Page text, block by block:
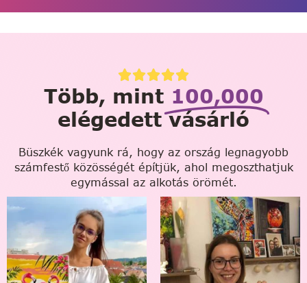
Több, mint 100,000
elégedett vásárló
Büszkék vagyunk rá, hogy az ország legnagyobb
számfestő közösségét építjük, ahol megoszthatjuk
egymással az alkotás örömét.